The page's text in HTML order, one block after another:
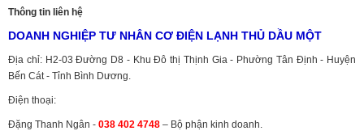
Thông tin liên hệ
DOANH NGHIỆP TƯ NHÂN CƠ ĐIỆN LẠNH THỦ DẦU MỘT
Địa chỉ: H2-03 Đường D8 - Khu Đô thị Thịnh Gia - Phường Tân Định - Huyện
Bến Cát - Tỉnh Bình Dương.
Điện thoại:
Đặng Thanh Ngân - 038 402 4748 – Bộ phận kinh doanh.